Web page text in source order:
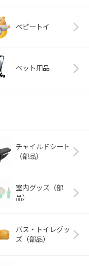
ベビートイ
ペット用品
チャイルドシート
（部品）
室内グッズ（部
品）
バス・トイレグッ
ズ（部品）